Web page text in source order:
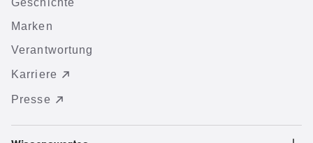
Geschichte
Marken
Verantwortung
Karriere
Presse